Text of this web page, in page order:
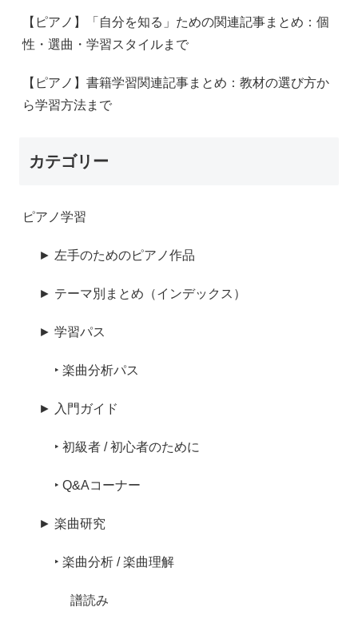
【ピアノ】「自分を知る」ための関連記事まとめ：個
性・選曲・学習スタイルまで
【ピアノ】書籍学習関連記事まとめ：教材の選び方か
ら学習方法まで
カテゴリー
ピアノ学習
► 左手のためのピアノ作品
► テーマ別まとめ（インデックス）
► 学習パス
‣ 楽曲分析パス
► 入門ガイド
‣ 初級者 / 初心者のために
‣ Q&Aコーナー
► 楽曲研究
‣ 楽曲分析 / 楽曲理解
譜読み